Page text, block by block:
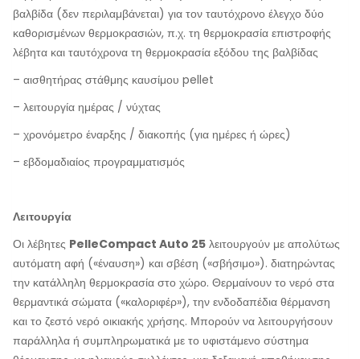
βαλβίδα (δεν περιλαμβάνεται) για τον ταυτόχρονο έλεγχο δύο
καθορισμένων θερμοκρασιών, π.χ. τη θερμοκρασία επιστροφής
λέβητα και ταυτόχρονα τη θερμοκρασία εξόδου της βαλβίδας
– αισθητήρας στάθμης καυσίμου pellet
– λειτουργία ημέρας / νύχτας
– χρονόμετρο έναρξης / διακοπής (για ημέρες ή ώρες)
– εβδομαδιαίος προγραμματισμός
Λειτουργία
Οι λέβητες PelleCompact Auto 25 λειτουργούν με απολύτως
αυτόματη αφή («έναυση») και σβέση («σβήσιμο»). διατηρώντας
την κατάλληλη θερμοκρασία στο χώρο. Θερμαίνουν το νερό στα
θερμαντικά σώματα («καλοριφέρ»), την ενδοδαπέδια θέρμανση
και το ζεστό νερό οικιακής χρήσης. Μπορούν να λειτουργήσουν
παράλληλα ή συμπληρωματικά με το υφιστάμενο σύστημα